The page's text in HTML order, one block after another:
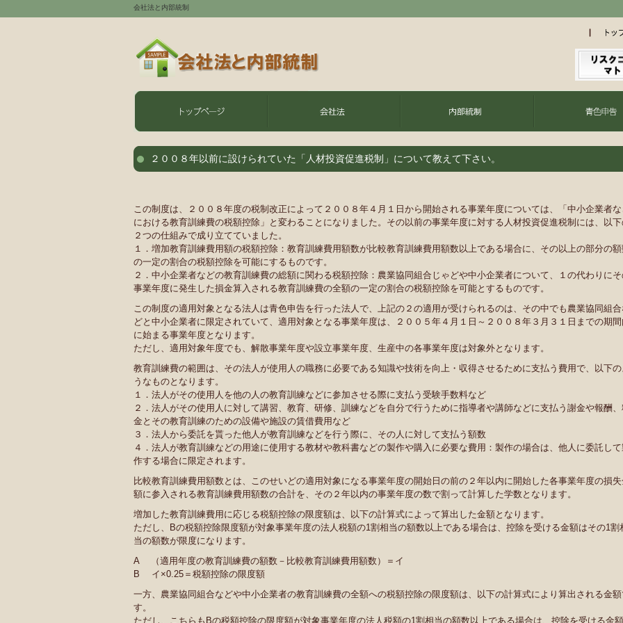
会社法と内部統制
２００８年以前に設けられていた「人材投資促進税制」について教えて下さい。
この制度は、２００８年度の税制改正によって２００８年４月１日から開始される事業年度については、「中小企業者
における教育訓練費の税額控除」と変わることになりました。その以前の事業年度に対する人材投資促進税制には、以
２つの仕組みで成り立てていました。
１．増加教育訓練費用額の税額控除：教育訓練費用額数が比較教育訓練費用額数以上である場合に、その以上の部分の
の一定の割合の税額控除を可能にするものです。
２．中小企業者などの教育訓練費の総額に関わる税額控除：農業協同組合じゃどや中小企業者について、１の代わりに
事業年度に発生した損金算入される教育訓練費の全額の一定の割合の税額控除を可能とするものです。
この制度の適用対象となる法人は青色申告を行った法人で、上記の２の適用が受けられるのは、その中でも農業協同組合
どと中小企業者に限定されていて、適用対象となる事業年度は、２００５年４月１日～２００８年３月３１日までの期間
に始まる事業年度となります。
ただし、適用対象年度でも、解散事業年度や設立事業年度、生産中の各事業年度は対象外となります。
教育訓練費の範囲は、その法人が使用人の職務に必要である知識や技術を向上・収得させるために支払う費用で、以下の
うなものとなります。
１．法人がその使用人を他の人の教育訓練などに参加させる際に支払う受験手数料など
２．法人がその使用人に対して講習、教育、研修、訓練などを自分で行うために指導者や講師などに支払う謝金や報酬
金とその教育訓練のための設備や施設の賃借費用など
３．法人から委託を貰った他人が教育訓練などを行う際に、その人に対して支払う額数
４．法人が教育訓練などの用途に使用する教材や教科書などの製作や購入に必要な費用：製作の場合は、他人に委託して
作する場合に限定されます。
比較教育訓練費用額数とは、このせいどの適用対象になる事業年度の開始日の前の２年以内に開始した各事業年度の損失
額に参入される教育訓練費用額数の合計を、その２年以内の事業年度の数で割って計算した学数となります。
増加した教育訓練費用に応じる税額控除の限度額は、以下の計算式によって算出した金額となります。
ただし、Bの税額控除限度額が対象事業年度の法人税額の1割相当の額数以上である場合は、控除を受ける金額はその1割
当の額数が限度になります。
A （適用年度の教育訓練費の額数－比較教育訓練費用額数）＝イ
B イ×0.25＝税額控除の限度額
一方、農業協同組合などや中小企業者の教育訓練費の全額への税額控除の限度額は、以下の計算式により算出される金
す。
ただし、こちらもBの税額控除の限度額が対象事業年度の法人税額の1割相当の額数以上である場合は、控除を受ける金額